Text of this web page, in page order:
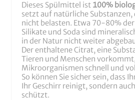
Dieses Spülmittel ist 100%
setzt auf natürliche
nicht belasten. Etwa 70-80%
Silikate und Soda sind
in der Natur nicht weiter
Der enthaltene Citrat, eine
Tieren und Menschen
Mikroorganismen schnell und
So können Sie sicher sein, dass
Ihr Geschirr reinigt, sondern
schützt.